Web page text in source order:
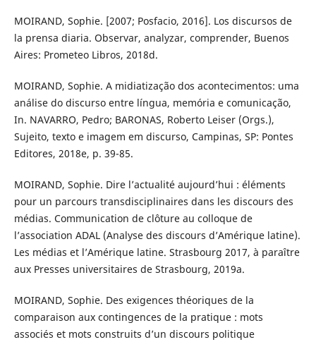
MOIRAND, Sophie. [2007; Posfacio, 2016]. Los discursos de
la prensa diaria. Observar, analyzar, comprender, Buenos
Aires: Prometeo Libros, 2018d.
MOIRAND, Sophie. A midiatização dos acontecimentos: uma
análise do discurso entre língua, memória e comunicação,
In. NAVARRO, Pedro; BARONAS, Roberto Leiser (Orgs.),
Sujeito, texto e imagem em discurso, Campinas, SP: Pontes
Editores, 2018e, p. 39-85.
MOIRAND, Sophie. Dire l’actualité aujourd’hui : éléments
pour un parcours transdisciplinaires dans les discours des
médias. Communication de clôture au colloque de
l’association ADAL (Analyse des discours d’Amérique latine).
Les médias et l’Amérique latine. Strasbourg 2017, à paraître
aux Presses universitaires de Strasbourg, 2019a.
MOIRAND, Sophie. Des exigences théoriques de la
comparaison aux contingences de la pratique : mots
associés et mots construits d’un discours politique